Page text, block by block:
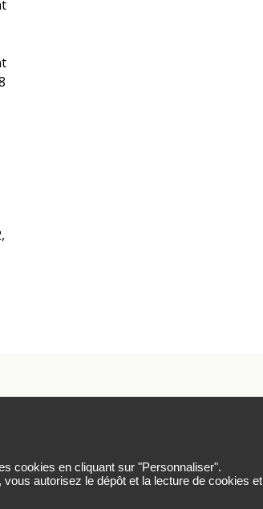
cookies en cliquant sur "Personnaliser".
autorisez le dépôt et la lecture de cookies et
LinkedIn